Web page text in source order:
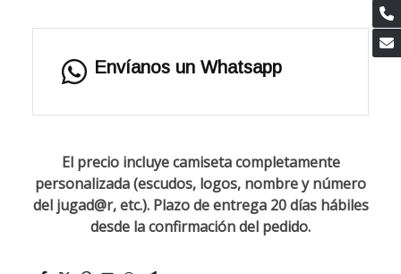
Envíanos un Whatsapp
El precio incluye camiseta completamente
personalizada (escudos, logos, nombre y número
del jugad@r, etc.). Plazo de entrega 20 días hábiles
desde la confirmación del pedido.